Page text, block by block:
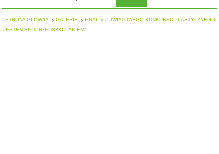
STRONA GŁÓWNA GALERIE
FINAŁ V POWIATOWEGO KONKURSU PLASTYCZNEGO
„JESTEM EKOPRZEDSZKOLAKIEM”